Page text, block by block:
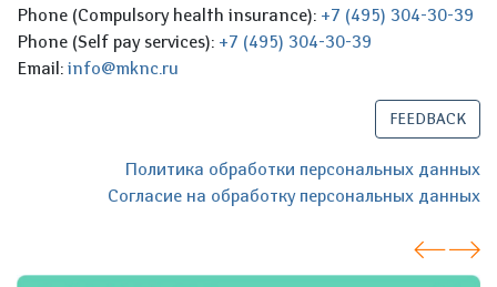
Phone (Compulsory health insurance): +7 (495) 304-30-39
Phone (Self pay services): +7 (495) 304-30-39
Email: info@mknc.ru
FEEDBACK
Политика обработки персональных данных
Согласие на обработку персональных данных